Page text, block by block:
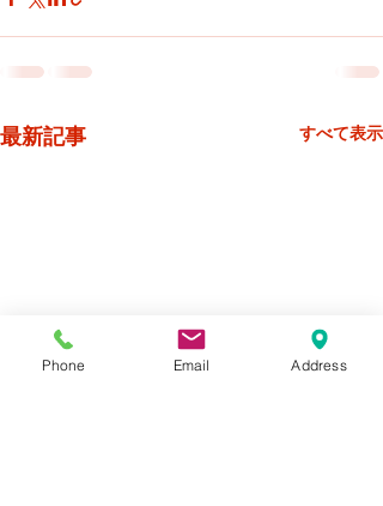
最新記事 すべて表示
Phone Email Address